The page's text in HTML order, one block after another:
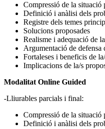
Compressió de la situació
Definició i anàlisi dels
Registre dels temes
Solucions proposades
Realisme i adequació de
Argumentació de defensa
Fortaleses i beneficis de
Implicacions de la/s
Modalitat Online Guided
-Lliurables parcials i final:
Compressió de la situació
Definició i anàlisi dels